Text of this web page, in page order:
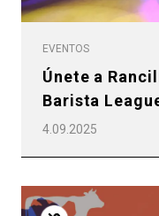
EVENTOS
Únete a
Barista
4.09.2025